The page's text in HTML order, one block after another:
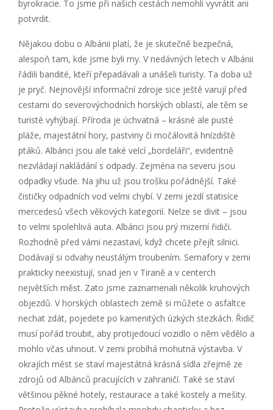
byrokracie. To jsme při našich cestách nemohli vyvrátit ani
potvrdit.
Nějakou dobu o Albánii platí, že je skutečně bezpečná,
alespoň tam, kde jsme byli my. V nedávných letech v Albánii
řádili bandité, kteří přepadávali a unášeli turisty. Ta doba už
je pryč. Nejnovější informační zdroje sice ještě varují před
cestami do severovýchodních horských oblastí, ale těm se
turisté vyhýbají. Příroda je úchvatná – krásné ale pusté
pláže, majestátní hory, pastviny či močálovitá hnízdiště
ptáků. Albánci jsou ale také velcí „bordeláři“, evidentně
nezvládají nakládání s odpady. Zejména na severu jsou
odpadky všude. Na jihu už jsou trošku pořádnější. Také
čističky odpadních vod velmi chybí. V zemi jezdí statisíce
mercedesů všech věkových kategorií. Nelze se divit – jsou
to velmi spolehlivá auta. Albánci jsou prý mizerní řidiči.
Rozhodně před vámi nezastaví, když chcete přejít silnici.
Dodávají si odvahy neustálým troubením. Semafory v zemi
prakticky neexistují, snad jen v Tiraně a v centerch
největších měst. Zato jsme zaznamenali několik kruhových
objezdů. V horských oblastech země si můžete o asfaltce
nechat zdát, pojedete po kamenitých úzkých stezkách. Řidič
musí pořád troubit, aby protijedoucí vozidlo o něm vědělo a
mohlo včas uhnout. V zemi probíhá mohutná výstavba. V
okrajích měst se staví majestátná krásná sídla zřejmě ze
zdrojů od Albánců pracujících v zahraničí. Také se staví
většinou pěkné hotely, restaurace a také kostely a mešity.